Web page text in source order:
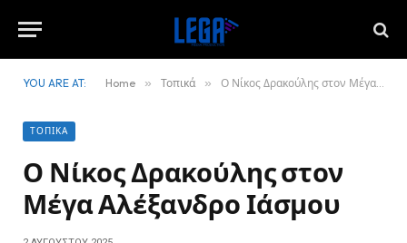
YOU ARE AT: Home » Τοπικά » Ο Νίκος Δρακούλης στον Μέγα Αλέξανδρο Ιάσμου
ΤΟΠΙΚΆ
Ο Νίκος Δρακούλης στον
Μέγα Αλέξανδρο Ιάσμου